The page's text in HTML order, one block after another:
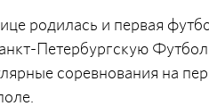
родилась и первая
Петербургскую
соревнования на